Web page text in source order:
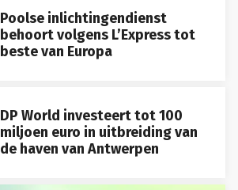
Poolse inlichtingendienst
behoort volgens L’Express tot
beste van Europa
DP World investeert tot 100
miljoen euro in uitbreiding van
de haven van Antwerpen